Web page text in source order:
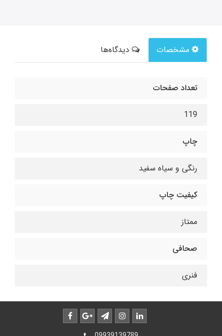
مشخصات دیدگاه‌ها
تعداد صفحات
119
چاپ
رنگی و سیاه سفید
کیفیت چاپ
ممتاز
صحافی
فنری